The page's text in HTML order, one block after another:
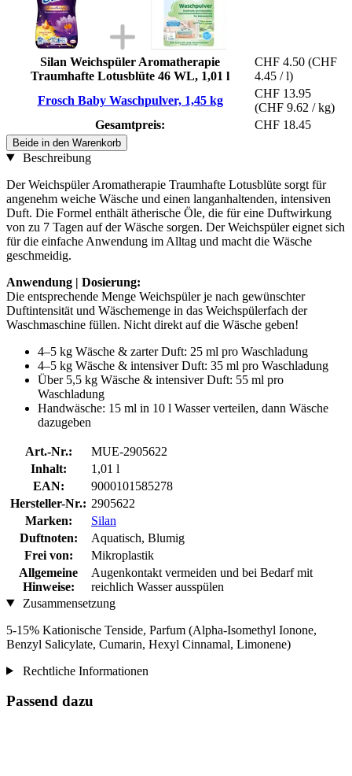
Silan Weichspüler Aromatherapie
Traumhafte Lotusblüte 46 WL, 1,01 l
CHF 4.50 (CHF
4.45 / l)
Frosch Baby Waschpulver, 1,45 kg
CHF 13.95
(CHF 9.62 / kg)
Gesamtpreis:
CHF 18.45
Beide in den Warenkorb
Beschreibung
Der Weichspüler Aromatherapie Traumhafte Lotusblüte sorgt für
angenehm weiche Wäsche und einen langanhaltenden, intensiven
Duft. Die Formel enthält ätherische Öle, die für eine Duftwirkung
von zu 7 Tagen auf der Wäsche sorgen. Der Weichspüler eignet sich
für die einfache Anwendung im Alltag und macht die Wäsche
geschmeidig.
Anwendung | Dosierung:
Die entsprechende Menge Weichspüler je nach gewünschter
Duftintensität und Wäschemenge in das Weichspülerfach der
Waschmaschine füllen. Nicht direkt auf die Wäsche geben!
4–5 kg Wäsche & zarter Duft: 25 ml pro Waschladung
4–5 kg Wäsche & intensiver Duft: 35 ml pro Waschladung
Über 5,5 kg Wäsche & intensiver Duft: 55 ml pro
Waschladung
Handwäsche: 15 ml in 10 l Wasser verteilen, dann Wäsche
dazugeben
Art.-Nr.:
MUE-2905622
Inhalt:
1,01 l
EAN:
9000101585278
Hersteller-Nr.: 2905622
Marken:
Silan
Duftnoten:
Aquatisch, Blumig
Frei von:
Mikroplastik
Allgemeine
Hinweise:
Augenkontakt vermeiden und bei Bedarf mit
reichlich Wasser ausspülen
Zusammensetzung
5-15% Kationische Tenside, Parfum (Alpha-Isomethyl Ionone,
Benzyl Salicylate, Cumarin, Hexyl Cinnamal, Limonene)
Rechtliche Informationen
Passend dazu